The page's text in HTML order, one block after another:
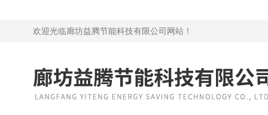
欢迎光临廊坊益腾节能科技有限公司网站！